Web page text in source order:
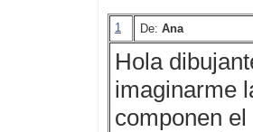
1 De: Ana
Hola
imaginarme
componen